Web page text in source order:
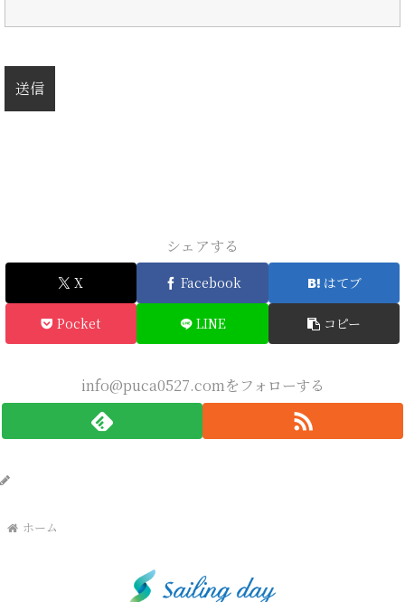
シェアする
X Facebook はてブ
Pocket LINE コピー
info@puca0527.comをフォローする
ホーム